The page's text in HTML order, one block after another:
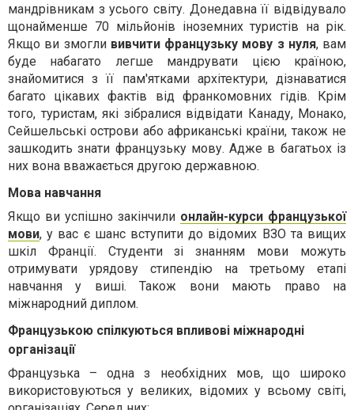
мандрівникам з усього світу. Донедавна її відвідувало
щонайменше 70 мільйонів іноземних туристів на рік.
Якщо ви змогли вивчити французьку мову з нуля, вам
буде набагато легше мандрувати цією країною,
знайомитися з її пам'ятками архітектури, дізнаватися
багато цікавих фактів від франкомовних гідів. Крім
того, туристам, які зібралися відвідати Канаду, Монако,
Сейшельські острови або африканські країни, також не
зашкодить знати французьку мову. Адже в багатьох із
них вона вважається другою державною.
Мова навчання
Якщо ви успішно закінчили онлайн-курси французької
мови, у вас є шанс вступити до відомих ВЗО та вищих
шкіл Франції. Студенти зі знанням мови можуть
отримувати урядову стипендію на третьому етапі
навчання у виші. Також вони мають право на
міжнародний диплом.
Французькою спілкуються впливові міжнародні
організації
Французька – одна з необхідних мов, що широко
використовуються у великих, відомих у всьому світі,